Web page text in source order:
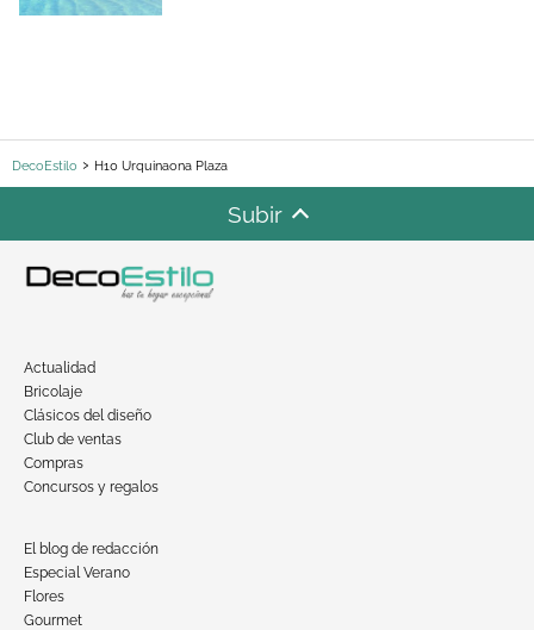
DecoEstilo H10 Urquinaona Plaza
Subir
Actualidad
Bricolaje
Clásicos del diseño
Club de ventas
Compras
Concursos y regalos
El blog de redacción
Especial Verano
Flores
Gourmet